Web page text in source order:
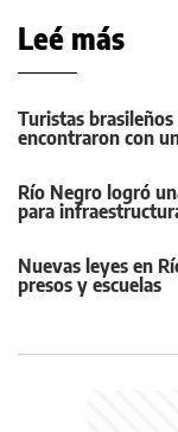
Leé más
Turistas
encontraron con
Río Negro logró
para
Nuevas leyes en
presos y escuelas